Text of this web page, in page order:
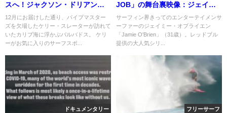
スへ！ジャクソン・ドリアンの
フリーサーフ動画
12月にお届けした通り、パイプマスター
ズを欠場したケリー・スレーターが訪れて
いたカリブ海に浮かぶバルバドス。 ケリ
ーがお気に入りのサーフスポ...
JOB」の舞台裏映像：ジェイミ
ー・オブライエン
サーフィン界きってのエンターテイメンサ
ーファーのジェイミー・オブライエン
「Jamie O'Brien」（31歳）。レッドブル
提供の大人気シリ...
ドキュメンタリー フリーサーフ